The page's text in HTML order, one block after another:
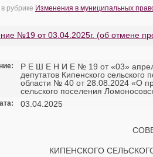
в рубрике Изменения в муниципальных
№19 от 03.04.2025г. (об отмене
Р Е Ш Е Н И Е № 19 от «03»
депутатов Кипенского
области № 40 от 28.08.2024 «О
сельского поселения
03.04.2025
КИПЕНСКОГО